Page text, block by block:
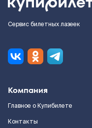
Сервис билетных лазеек
Компания
Главное о Купибилете
Контакты